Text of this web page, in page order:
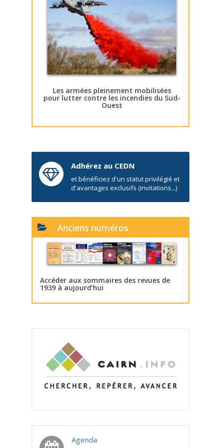
Les armées pleinement mobilisées
pour lutter contre les incendies du Sud-
Ouest
Adhérez au CEDN
et bénéficiez d'un statut privilégié et
d'avantages exclusifs (invitations...)
Anciens numéros
Accéder aux sommaires des revues de
1939 à aujourd’hui
Agenda